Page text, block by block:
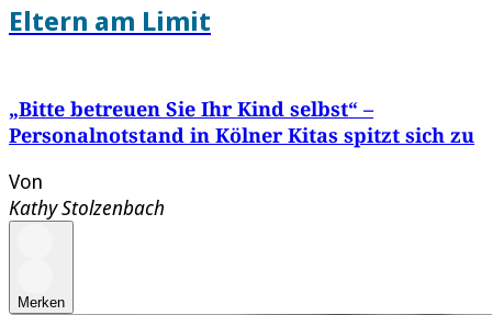
Eltern am Limit
„Bitte betreuen Sie Ihr Kind selbst“ –
Personalnotstand in Kölner Kitas spitzt sich zu
Von
Kathy Stolzenbach
Merken